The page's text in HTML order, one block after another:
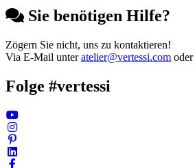
Sie benötigen Hilfe?
Zögern Sie nicht, uns zu kontaktieren!
Via E-Mail unteratelier@vertessi.com oder
Folge #vertessi